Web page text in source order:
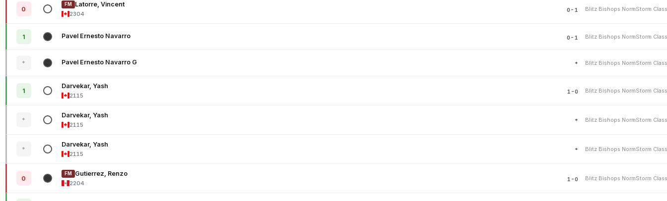
0
FM Latorre, Vincent
2304
0-1 Blitz Bishops NormStorm
1 Pavel Ernesto Navarro 0-1 Blitz Bishops NormStorm
* Pavel Ernesto Navarro G * Blitz Bishops NormStorm
1
Darvekar, Yash
2115
1-0 Blitz Bishops NormStorm
*
Darvekar, Yash
2115
* Blitz Bishops NormStorm
*
Darvekar, Yash
2115
* Blitz Bishops NormStorm
0
FM Gutierrez, Renzo
2204
1-0 Blitz Bishops NormStorm